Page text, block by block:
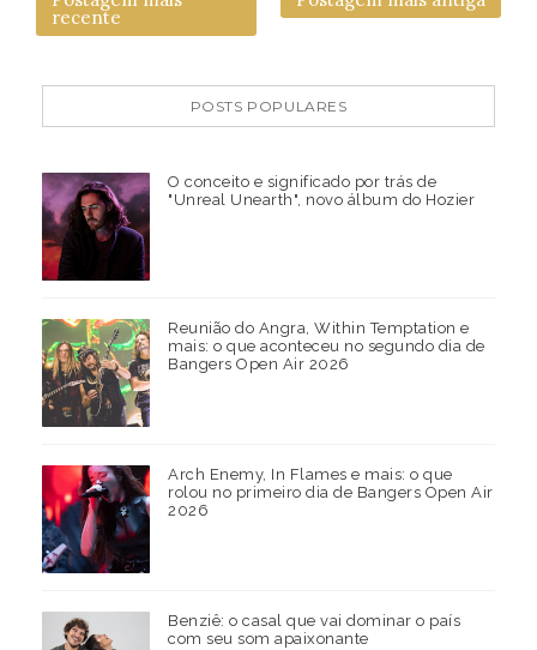
recente
POSTS POPULARES
O conceito e significado por trás de
"Unreal Unearth", novo álbum do Hozier
Reunião do Angra, Within Temptation e
mais: o que aconteceu no segundo dia de
Bangers Open Air 2026
Arch Enemy, In Flames e mais: o que
rolou no primeiro dia de Bangers Open Air
2026
Benziê: o casal que vai dominar o país
com seu som apaixonante